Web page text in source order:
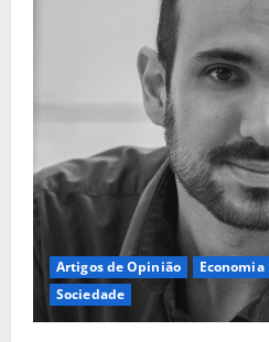
Artigos de Opinião Economia
Sociedade